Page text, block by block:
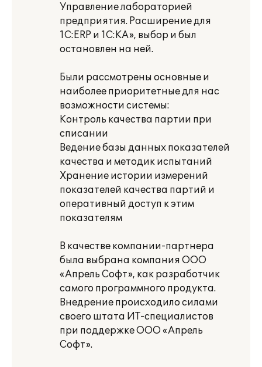
Управление лабораторией
предприятия. Расширение для
1С:ERP и 1С:КА», выбор и был
остановлен на ней.
Были рассмотрены основные и
наиболее приоритетные для нас
возможности системы:
Контроль качества партии при
списании
Ведение базы данных показателей
качества и методик испытаний
Хранение истории измерений
показателей качества партий и
оперативный доступ к этим
показателям
В качестве компании-партнера
была выбрана компания ООО
«Апрель Софт», как разработчик
самого программного продукта.
Внедрение происходило силами
своего штата ИТ-специалистов
при поддержке ООО «Апрель
Софт».